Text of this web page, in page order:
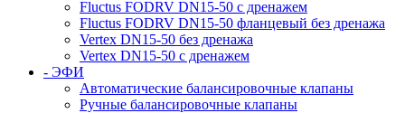
Fluctus FODRV DN15-50 с дренажем
Fluctus FODRV DN15-50 фланцевый без дренажа
Vertex DN15-50 без дренажа
Vertex DN15-50 с дренажем
- ЭФИ
Автоматические балансировочные клапаны
Ручные балансировочные клапаны